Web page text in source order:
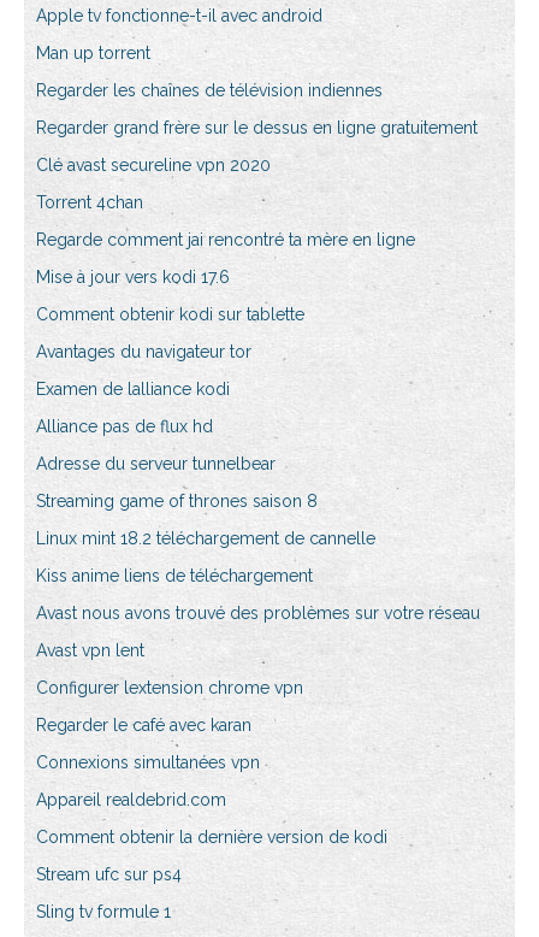
Apple tv fonctionne-t-il avec android
Man up torrent
Regarder les chaînes de télévision indiennes
Regarder grand frère sur le dessus en ligne gratuitement
Clé avast secureline vpn 2020
Torrent 4chan
Regarde comment jai rencontré ta mère en ligne
Mise à jour vers kodi 17.6
Comment obtenir kodi sur tablette
Avantages du navigateur tor
Examen de lalliance kodi
Alliance pas de flux hd
Adresse du serveur tunnelbear
Streaming game of thrones saison 8
Linux mint 18.2 téléchargement de cannelle
Kiss anime liens de téléchargement
Avast nous avons trouvé des problèmes sur votre réseau
Avast vpn lent
Configurer lextension chrome vpn
Regarder le café avec karan
Connexions simultanées vpn
Appareil realdebrid.com
Comment obtenir la dernière version de kodi
Stream ufc sur ps4
Sling tv formule 1